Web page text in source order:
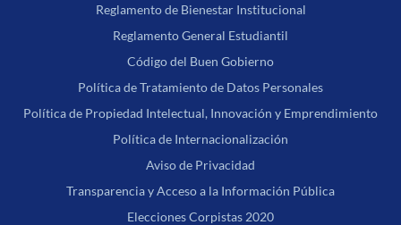
Reglamento de Bienestar Institucional
Reglamento General Estudiantil
Código del Buen Gobierno
Política de Tratamiento de Datos Personales
Política de Propiedad Intelectual, Innovación y Emprendimiento
Política de Internacionalización
Aviso de Privacidad
Transparencia y Acceso a la Información Pública
Elecciones Corpistas 2020